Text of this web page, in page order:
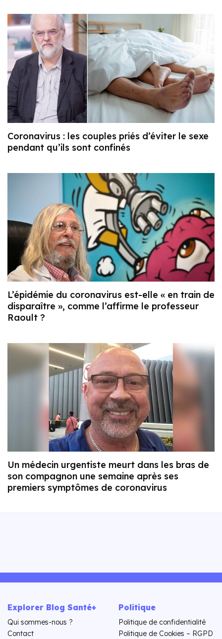
Coronavirus : les couples priés d’éviter le sexe
pendant qu’ils sont confinés
L’épidémie du coronavirus est-elle « en train de
disparaître », comme l’affirme le professeur
Raoult ?
Un médecin urgentiste meurt dans les bras de
son compagnon une semaine après ses
premiers symptômes de coronavirus
Explorer Blog Santé+
Qui sommes-nous ?
Contact
Politique
Politique de confidentialité
Politique de Cookies – RGPD